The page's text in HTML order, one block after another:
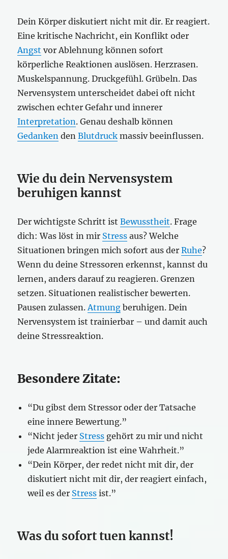
Dein Körper diskutiert nicht mit dir. Er reagiert.
Eine kritische Nachricht, ein Konflikt oder
Angst vor Ablehnung können sofort
körperliche Reaktionen auslösen. Herzrasen.
Muskelspannung. Druckgefühl. Grübeln. Das
Nervensystem unterscheidet dabei oft nicht
zwischen echter Gefahr und innerer
Interpretation. Genau deshalb können
Gedanken denBlutdruck massiv beeinflussen.
Wie du dein Nervensystem
beruhigen kannst
Der wichtigste Schritt istBewusstheit. Frage
dich: Was löst in mir Stress aus? Welche
Situationen bringen mich sofort aus derRuhe?
Wenn du deine Stressoren erkennst, kannst du
lernen, anders darauf zu reagieren. Grenzen
setzen. Situationen realistischer bewerten.
Pausen zulassen.Atmung beruhigen. Dein
Nervensystem ist trainierbar – und damit auch
deine Stressreaktion.
Besondere Zitate:
“Du gibst dem Stressor oder der Tatsache
eine innere Bewertung.”
“Nicht jeder Stress gehört zu mir und nicht
jede Alarmreaktion ist eine Wahrheit.”
“Dein Körper, der redet nicht mit dir, der
diskutiert nicht mit dir, der reagiert einfach,
weil es der Stress ist.”
Was du sofort tuen kannst!